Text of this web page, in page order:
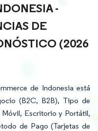
-
DE
(2026
de Indonesia está
(B2C, B2B), Tipo de
Escritorio y Portátil,
de Pago (Tarjetas de